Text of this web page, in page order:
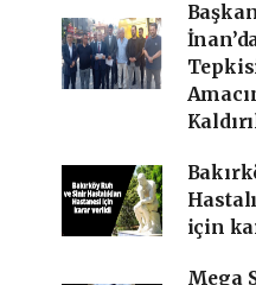
için
Mega